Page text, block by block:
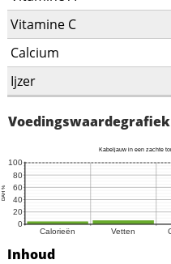
Vitamine C
Calcium
Ijzer
Voedingswaardegrafiek
Inhoud